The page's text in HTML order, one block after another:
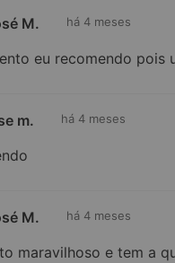
M. há 4 meses
eu recomendo pois
m. há 4 meses
M. há 4 meses
maravilhoso e tem a